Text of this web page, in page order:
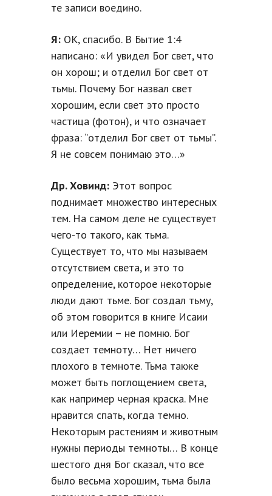
те записи воедино.
Я: ОК, спасибо. В Бытие 1:4
написано: «И увидел Бог свет, что
он хорош; и отделил Бог свет от
тьмы. Почему Бог назвал свет
хорошим, если свет это просто
частица (фотон), и что означает
фраза: ‘’отделил Бог свет от тьмы’’.
Я не совсем понимаю это…»
Др. Ховинд: Этот вопрос
поднимает множество интересных
тем. На самом деле не существует
чего-то такого, как тьма.
Существует то, что мы называем
отсутствием света, и это то
определение, которое некоторые
люди дают тьме. Бог создал тьму,
об этом говорится в книге Исаии
или Иеремии – не помню. Бог
создает темноту… Нет ничего
плохого в темноте. Тьма также
может быть поглощением света,
как например черная краска. Мне
нравится спать, когда темно.
Некоторым растениям и животным
нужны периоды темноты… В конце
шестого дня Бог сказал, что все
было весьма хорошим, тьма была